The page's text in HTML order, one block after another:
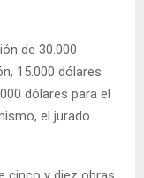
de 30.000
15.000 dólares
dólares para el
el jurado